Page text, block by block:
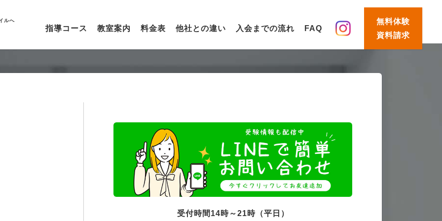
ルへ
指導コース 教室案内 料金表 他社との違い 入会までの流れ FAQ
無料体験
資料請求
受付時間14時～21時（平日）